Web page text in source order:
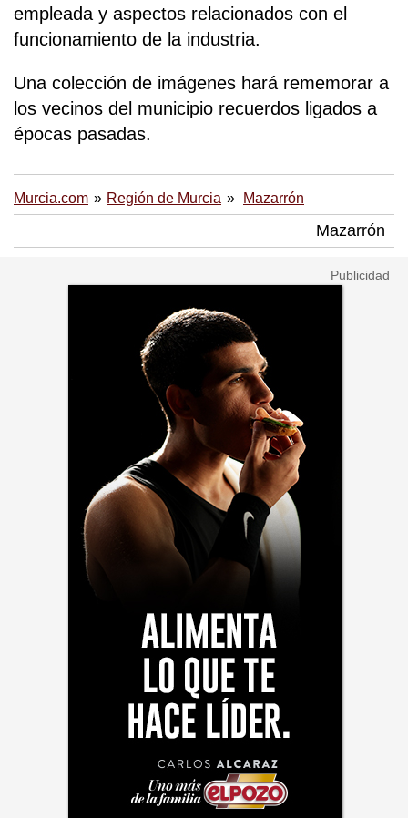
empleada y aspectos relacionados con el
funcionamiento de la industria.
Una colección de imágenes hará rememorar a
los vecinos del municipio recuerdos ligados a
épocas pasadas.
Murcia.com Región de Murcia Mazarrón
Mazarrón